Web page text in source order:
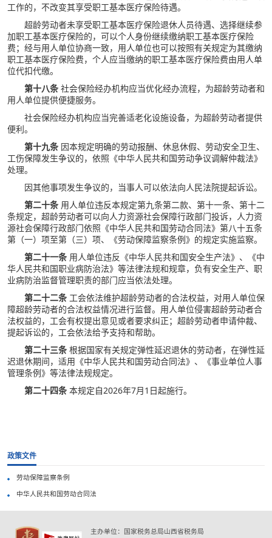
工作的，不改变其享受职工基本医疗保险待遇。
超龄劳动者未享受职工基本医疗保险退休人员待遇、选择继续参
加职工基本医疗保险的，可以个人身份继续缴纳职工基本医疗保险
费；经与用人单位协商一致，用人单位也可以按照有关规定为其缴纳
职工基本医疗保险费，个人应当缴纳的职工基本医疗保险费由用人单
位代扣代缴。
第十八条社会保险经办机构应当优化经办流程，为超龄劳动者和
用人单位提供便捷服务。
社会保险经办机构应当完善适老化设施设备，为超龄劳动者提供
便利。
第十九条因本规定明确的劳动报酬、休息休假、劳动安全卫生、
工伤保障发生争议的，依照《中华人民共和国劳动争议调解仲裁法》
处理。
因其他事项发生争议的，当事人可以依法向人民法院提起诉讼。
第二十条用人单位违反本规定第九条第二款、第十一条、第十二
条规定，超龄劳动者可以向人力资源社会保障行政部门投诉，人力资
源社会保障行政部门依照《中华人民共和国劳动合同法》第八十五条
第（一）项至第（三）项、《劳动保障监察条例》的规定实施监察。
第二十一条用人单位违反《中华人民共和国安全生产法》、《中
华人民共和国职业病防治法》等法律法规和规章，负有安全生产、职
业病防治监督管理职责的部门应当依法处理。
第二十二条工会依法维护超龄劳动者的合法权益，对用人单位保
障超龄劳动者的合法权益情况进行监督。用人单位侵害超龄劳动者合
法权益的，工会有权提出意见或者要求纠正；超龄劳动者申请仲裁、
提起诉讼的，工会依法给予支持和帮助。
第二十三条根据国家有关规定弹性延迟退休的劳动者，在弹性延
迟退休期间，适用《中华人民共和国劳动合同法》、《事业单位人事
管理条例》等法律法规规定。
第二十四条本规定自2026年7月1日起施行。
政策文件
劳动保障监察条例
中华人民共和国劳动合同法
主办单位：国家税务总局山西省税务局